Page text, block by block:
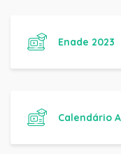
Enade 2023
Calendário